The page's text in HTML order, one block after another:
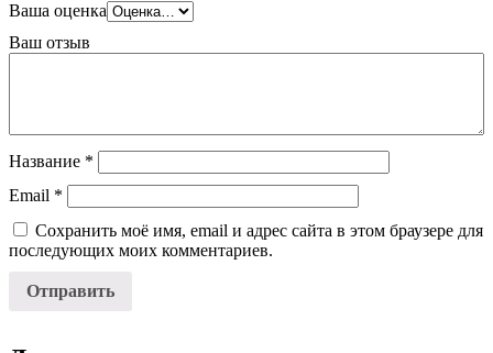
Ваша оценка
Ваш отзыв
Название *
Email *
Сохранить моё имя, email и адрес сайта в этом браузере для
последующих моих комментариев.